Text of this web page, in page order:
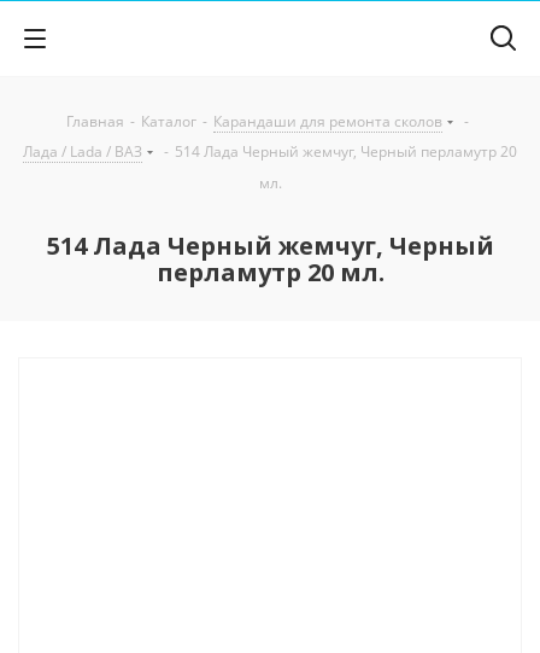
Главная - Каталог - Карандаши для ремонта сколов
-
Лада / Lada / ВАЗ
- 514 Лада Черный жемчуг, Черный перламутр 20
мл.
514 Лада Черный жемчуг, Черный
перламутр 20 мл.